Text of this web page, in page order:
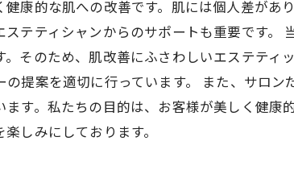
康的な肌への改善です。肌には個人差があ
テティシャンからのサポートも重要です。
そのため、肌改善にふさわしいエステティ
提案を適切に行っています。 また、サロ
す。私たちの目的は、お客様が美しく健康
しみにしております。